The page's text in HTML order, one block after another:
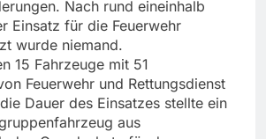
Nach rund eineinhalb
Einsatz für die Feuerwehr
wurde niemand.
15 Fahrzeuge mit 51
Feuerwehr und Rettungsdienst
Dauer des Einsatzes stellte ein
aus